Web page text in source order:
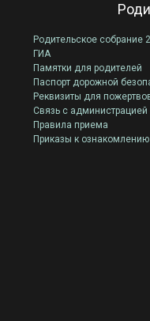
Родительское собрание
ГИА
Памятки для родителей
Паспорт дорожной
Реквизиты для
Связь с администрацией
Правила приема
Приказы к ознакомлению